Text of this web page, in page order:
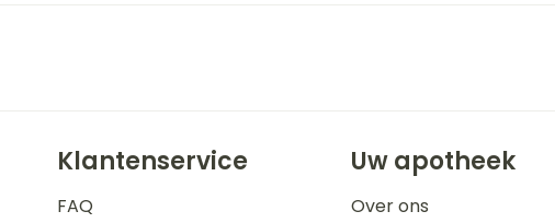
Klantenservice
FAQ
Uw apotheek
Over ons